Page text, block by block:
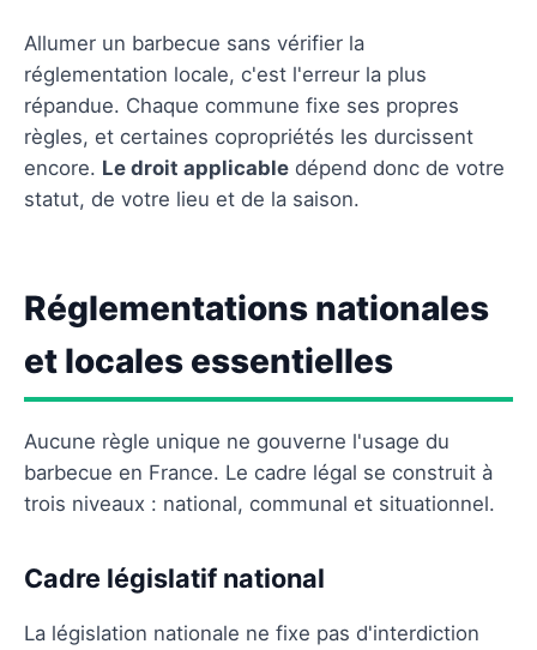
Précautions essentielles pour éviter les
sanctions
Questions fréquentes
Allumer un barbecue sans vérifier la
réglementation locale, c'est l'erreur la plus
répandue. Chaque commune fixe ses propres
règles, et certaines copropriétés les durcissent
encore. Le droit applicable dépend donc de votre
statut, de votre lieu et de la saison.
Réglementations nationales
et locales essentielles
Aucune règle unique ne gouverne l'usage du
barbecue en France. Le cadre légal se construit à
trois niveaux : national, communal et situationnel.
Cadre législatif national
La législation nationale ne fixe pas d'interdiction